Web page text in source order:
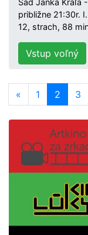
Sad Janka Kráľa
približne 21:30r.
12, strach, 88
Vstup voľný
« 1 2 3